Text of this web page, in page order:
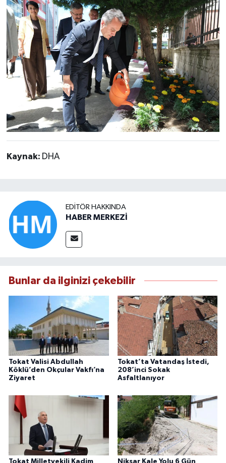
Kaynak: DHA
EDITÖR HAKKINDA
HABER MERKEZİ
Bunlar da ilginizi çekebilir
Tokat Valisi Abdullah
Köklü’den Okçular Vakfı’na
Ziyaret
Tokat’ta Vatandaş İstedi,
208’inci Sokak
Asfaltlanıyor